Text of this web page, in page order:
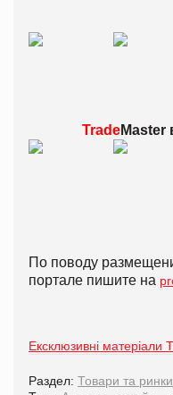
TradeMaster
По поводу
портале пишите на
Ексклюзивні матеріали
Раздел: Товари та ринки